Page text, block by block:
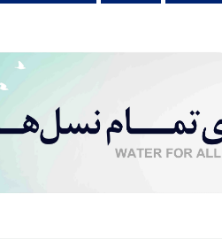
محور مقاومت، آمریکا را
در منطقه درمانده کرد